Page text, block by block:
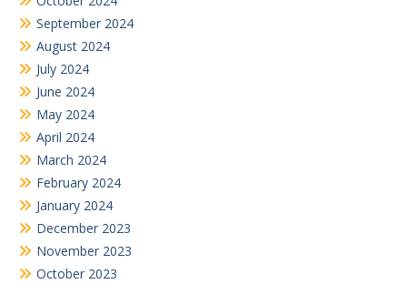
September 2024
August 2024
July 2024
June 2024
May 2024
April 2024
March 2024
February 2024
January 2024
December 2023
November 2023
October 2023